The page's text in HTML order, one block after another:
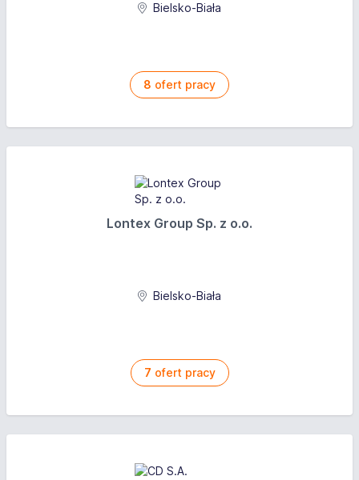
Bielsko-Biała
8 ofert pracy
Lontex Group Sp. z o.o.
Bielsko-Biała
7 ofert pracy